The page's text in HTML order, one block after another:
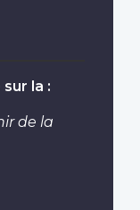
la :
de la